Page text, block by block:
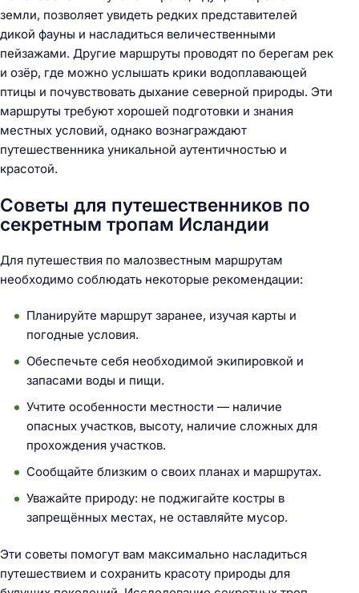
земли, позволяет увидеть редких представителей
дикой фауны и насладиться величественными
пейзажами. Другие маршруты проводят по берегам рек
и озёр, где можно услышать крики водоплавающей
птицы и почувствовать дыхание северной природы. Эти
маршруты требуют хорошей подготовки и знания
местных условий, однако вознаграждают
путешественника уникальной аутентичностью и
красотой.
Советы для путешественников по
секретным тропам Исландии
Для путешествия по малозвестным маршрутам
необходимо соблюдать некоторые рекомендации:
Планируйте маршрут заранее, изучая карты и
погодные условия.
Обеспечьте себя необходимой экипировкой и
запасами воды и пищи.
Учтите особенности местности — наличие
опасных участков, высоту, наличие сложных для
прохождения участков.
Сообщайте близким о своих планах и маршрутах.
Уважайте природу: не поджигайте костры в
запрещённых местах, не оставляйте мусор.
Эти советы помогут вам максимально насладиться
путешествием и сохранить красоту природы для